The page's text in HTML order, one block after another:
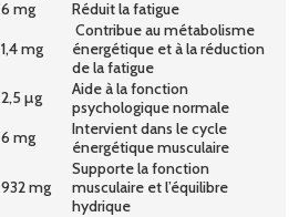
6 mg
Réduit la fatigue
1,4 mg
Contribue au métabolisme
énergétique et à la réduction
de la fatigue
2,5 µg
Aide à la fonction
psychologique normale
6 mg
Intervient dans le cycle
énergétique musculaire
932 mg
Supporte la fonction
musculaire et l’équilibre
hydrique